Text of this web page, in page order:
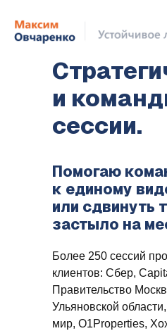
и
сессии.
Помогаю
к единому
или сдвинуть
застыло на
Более 250 сессий
клиентов: Сбер,
Правительство
Ульяновской
мир, O1Properties,